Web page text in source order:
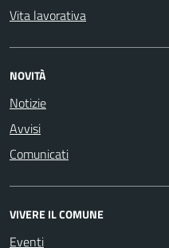
Vita lavorativa
NOVITÀ
Notizie
Avvisi
Comunicati
VIVERE IL COMUNE
Eventi